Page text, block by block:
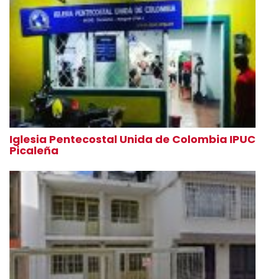
Iglesia Pentecostal Unida de Colombia IPUC
Picaleña